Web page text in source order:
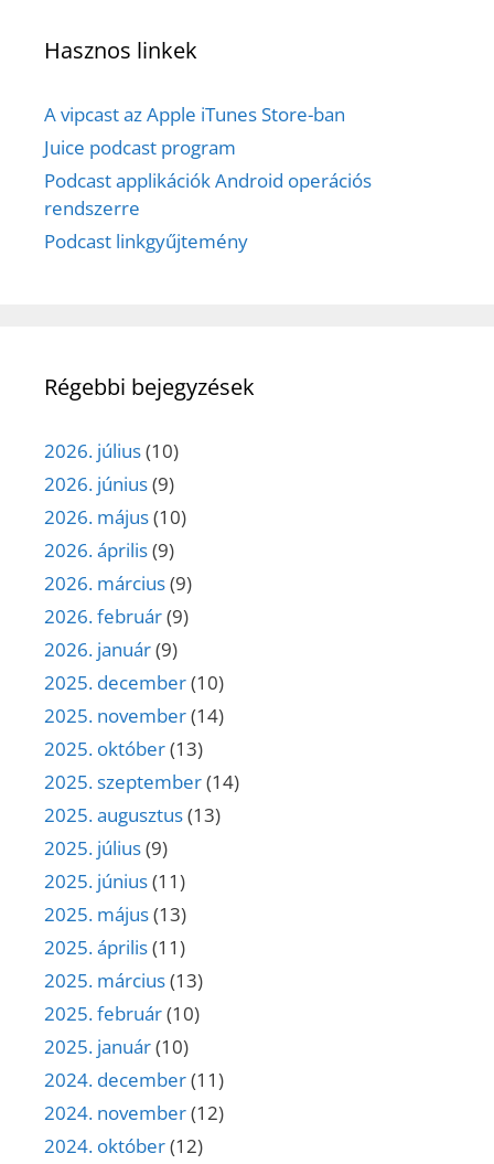
Hasznos linkek
A vipcast az Apple iTunes Store-ban
Juice podcast program
Podcast applikációk Android operációs
rendszerre
Podcast linkgyűjtemény
Régebbi bejegyzések
2026. július(10)
2026. június(9)
2026. május(10)
2026. április(9)
2026. március(9)
2026. február(9)
2026. január(9)
2025. december(10)
2025. november(14)
2025. október(13)
2025. szeptember(14)
2025. augusztus(13)
2025. július(9)
2025. június(11)
2025. május(13)
2025. április(11)
2025. március(13)
2025. február(10)
2025. január(10)
2024. december(11)
2024. november(12)
2024. október(12)